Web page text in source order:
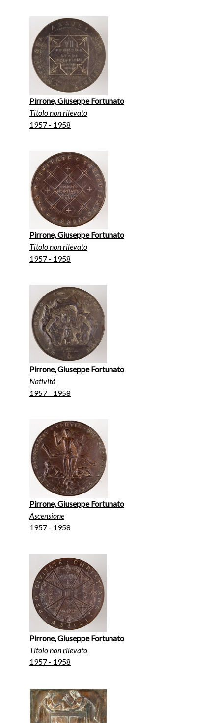
Pirrone, Giuseppe Fortunato
Titolo non rilevato
1957 - 1958
Pirrone, Giuseppe Fortunato
Titolo non rilevato
1957 - 1958
Pirrone, Giuseppe Fortunato
Natività
1957 - 1958
Pirrone, Giuseppe Fortunato
Ascensione
1957 - 1958
Pirrone, Giuseppe Fortunato
Titolo non rilevato
1957 - 1958